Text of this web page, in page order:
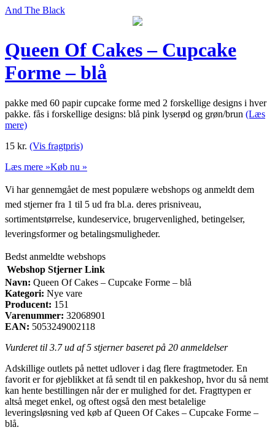
And The Black
Queen Of Cakes – Cupcake
Forme – blå
pakke med 60 papir cupcake forme med 2 forskellige designs i hver
pakke. fås i forskellige designs: blå pink lyserød og grøn/brun (Læs
mere)
15 kr. (Vis fragtpris)
Læs mere »Køb nu »
Vi har gennemgået de mest populære webshops og anmeldt dem
med stjerner fra 1 til 5 ud fra bl.a. deres prisniveau,
sortimentstørrelse, kundeservice, brugervenlighed, betingelser,
leveringsformer og betalingsmuligheder.
Bedst anmeldte webshops
Webshop Stjerner Link
Navn: Queen Of Cakes – Cupcake Forme – blå
Kategori: Nye vare
Producent: 151
Varenummer: 32068901
EAN: 5053249002118
Vurderet til 3.7ud af 5 stjerner baseret på 20 anmeldelser
Adskillige outlets på nettet udlover i dag flere fragtmetoder. En
favorit er for øjeblikket at få sendt til en pakkeshop, hvor du så nemt
kan hente bestillingen når der er mulighed for det. Fragttypen er
altså meget enkel, og oftest også den mest betalelige
leveringsløsning ved køb af Queen Of Cakes – Cupcake Forme –
blå.